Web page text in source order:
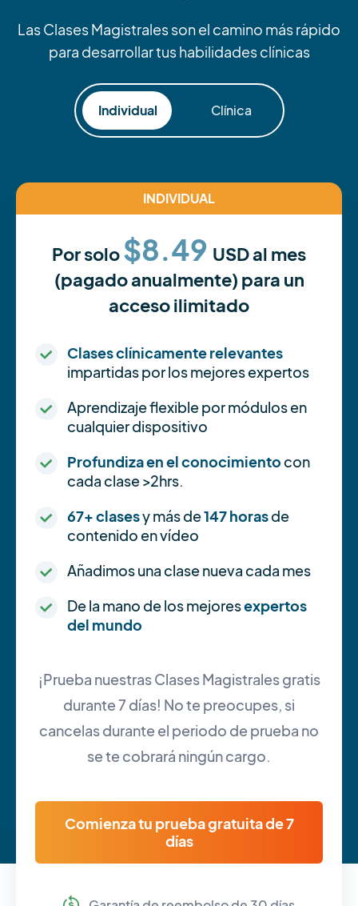
Las Clases Magistrales son el camino más rápido
para desarrollar tus habilidades clínicas
Individual Clínica
INDIVIDUAL
Por solo$8.49 USD al mes
(pagado anualmente) para un
acceso ilimitado
Clases clínicamente relevantes
impartidas por los mejores expertos
Aprendizaje flexible por módulos en
cualquier dispositivo
Profundiza en el conocimientocon
cada clase >2hrs.
67+ clasesy más de147 horasde
contenido en vídeo
Añadimos una clase nueva cada mes
De la mano de los mejoresexpertos
del mundo
¡Prueba nuestras Clases Magistrales gratis
durante 7 días! No te preocupes, si
cancelas durante el periodo de prueba no
se te cobrará ningún cargo.
Comienza tu prueba gratuita de 7
días